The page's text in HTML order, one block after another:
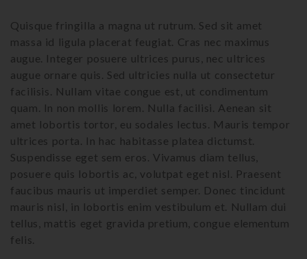
Quisque fringilla a magna ut rutrum. Sed sit amet
massa id ligula placerat feugiat. Cras nec maximus
augue. Integer posuere ultrices purus, nec ultrices
augue ornare quis. Sed ultricies nulla ut consectetur
facilisis. Nullam vitae congue est, ut condimentum
quam. In non mollis lorem. Nulla facilisi. Aenean sit
amet lobortis tortor, eu sodales lectus. Mauris tempor
ultrices porta. In hac habitasse platea dictumst.
Suspendisse eget sem eros. Vivamus diam tellus,
posuere quis lobortis ac, volutpat eget nisl. Praesent
faucibus mauris ut imperdiet semper. Donec tincidunt
mauris nisl, in lobortis enim vestibulum et. Nullam dui
tellus, mattis eget gravida pretium, congue elementum
felis.